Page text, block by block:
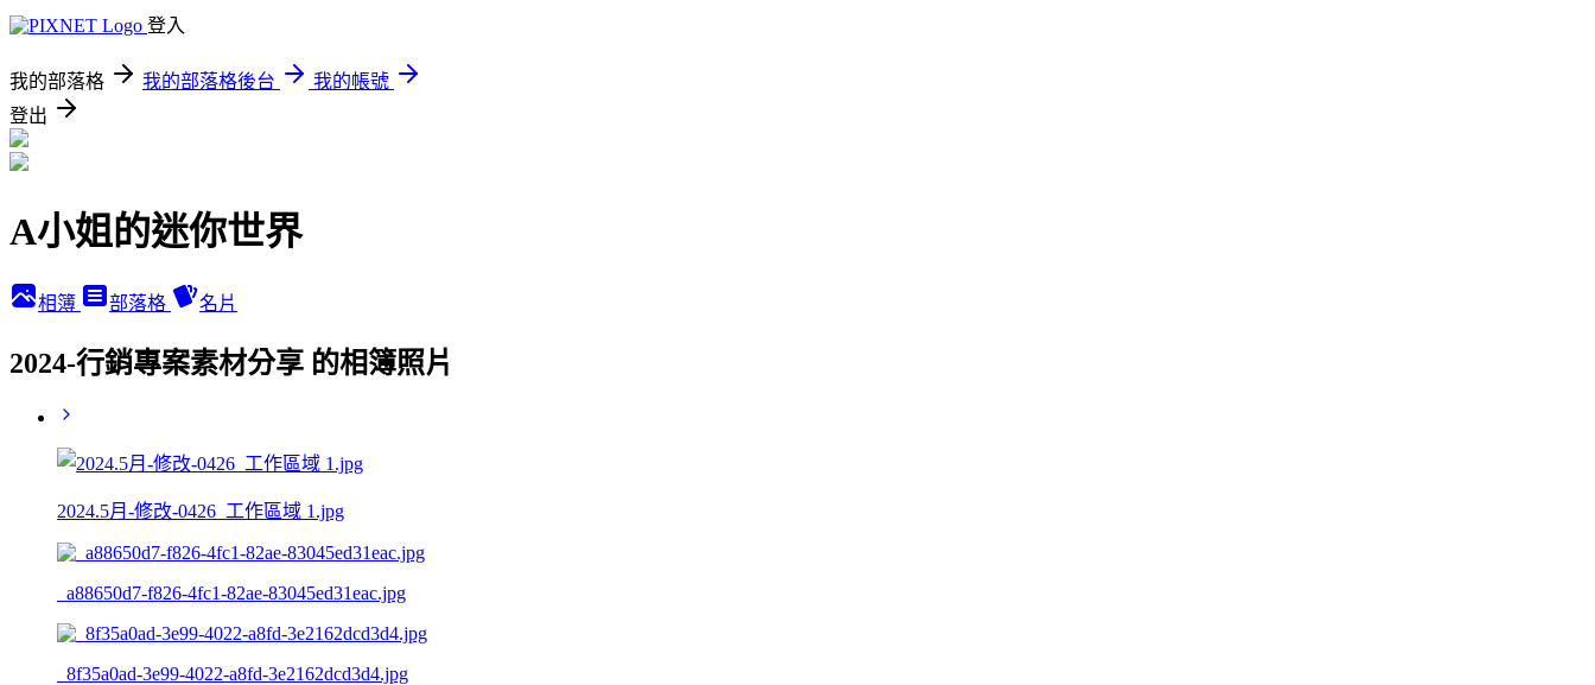
登入
我的部落格 我的部落格後台
我的帳號
登出
A小姐的迷你世界
相簿 部落格 名片
2024-行銷專案素材分享 的相簿照片
2024.5月-修改-0426_工作區域 1.jpg
_a88650d7-f826-4fc1-82ae-83045ed31eac.jpg
_8f35a0ad-3e99-4022-a8fd-3e2162dcd3d4.jpg